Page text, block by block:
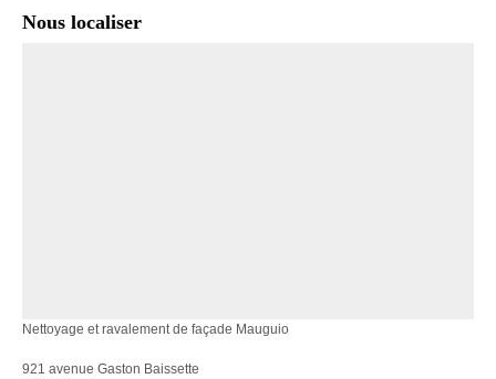
Nous localiser
Nettoyage et ravalement de façade Mauguio
921 avenue Gaston Baissette